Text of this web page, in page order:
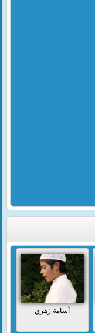
أسامة زهري